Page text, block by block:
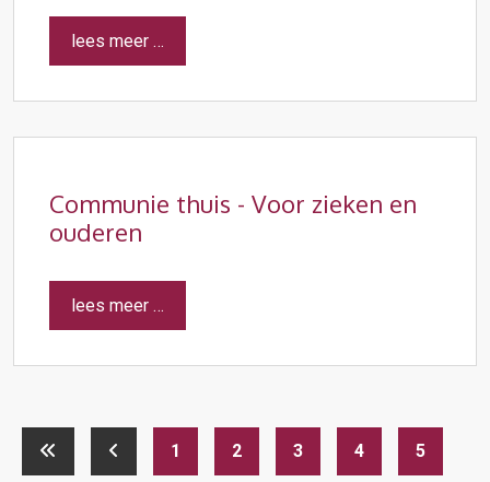
lees meer …
Communie thuis - Voor zieken en
ouderen
lees meer …
1 2 3 4 5